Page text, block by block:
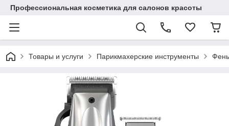
Профессиональная косметика для салонов красоты
Товары и услуги Парикмахерские инструменты